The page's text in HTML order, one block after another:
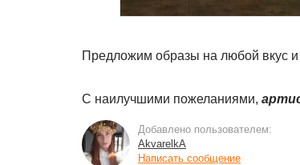
Предложим образы на любой вкус
С наилучшими пожеланиями,
Добавлено пользователем:
AkvarelkA
Написать сообщение